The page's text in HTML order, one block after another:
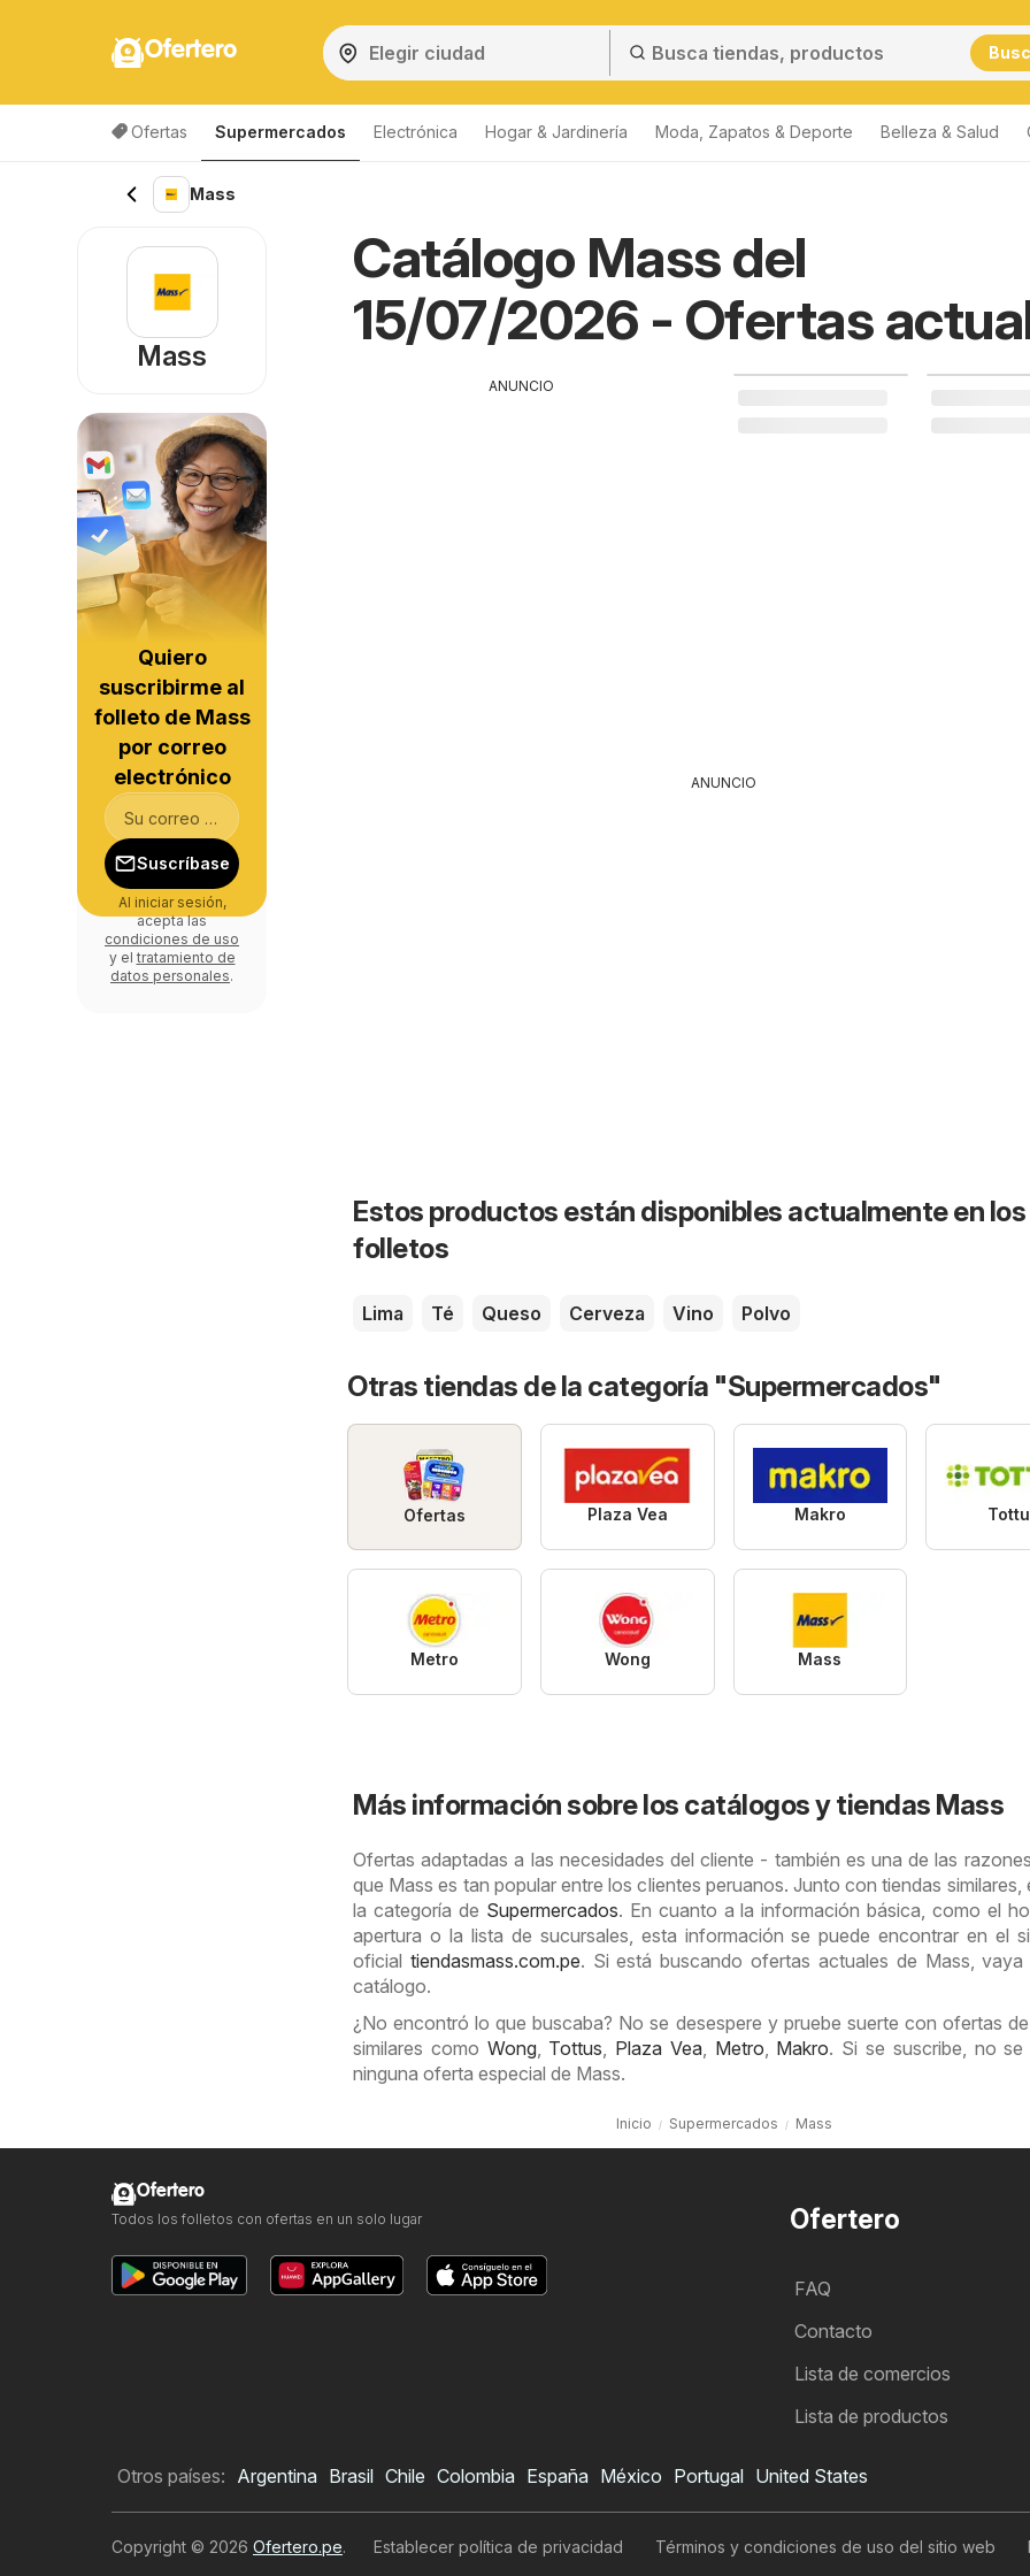
Ofertero
Ofertas Supermercados Electrónica Hogar & Jardinería Moda, Zapatos & Deporte Belleza & Salud
Mass
Catálogo Mass del
15/07/2026 - Ofertas
ANUNCIO
ANUNCIO
Estos productos están disponibles actualmente en los
folletos
Lima Té Queso Cerveza Vino Polvo
Otras tiendas de la categoría "Supermercados"
Ofertas Plaza Vea Makro
Metro Wong Mass
Más información sobre los catálogos y tiendas Mass
Ofertas adaptadas a las necesidades del cliente - también es una de las
que Mass es tan popular entre los clientes peruanos. Junto con tiendas similares,
la categoría de Supermercados. En cuanto a la información básica, como el
apertura o la lista de sucursales, esta información se puede encontrar en el
oficial tiendasmass.com.pe. Si está buscando ofertas actuales de Mass, vaya
catálogo.
¿No encontró lo que buscaba? No se desespere y pruebe suerte con ofertas
similares como Wong, Tottus, Plaza Vea, Metro, Makro. Si se suscribe, no se
ninguna oferta especial de Mass.
Folleto de Mass
Quiero suscribirme al folleto
Inicio Supermercados Mass
Mass
Quiero
suscribirme al
folleto de Mass
por correo
electrónico
Suscríbase
Al iniciar sesión,
acepta las
condiciones de uso
y el tratamiento de
datos personales.
Ofertero
FAQ
Contacto
Lista de comercios
Lista de productos
Ofertero
Todos los folletos con ofertas en un solo lugar
Otros países: Argentina Brasil Chile Colombia España México Portugal United States
Copyright © 2026 Ofertero.pe. Establecer política de privacidad Términos y condiciones de uso del sitio web